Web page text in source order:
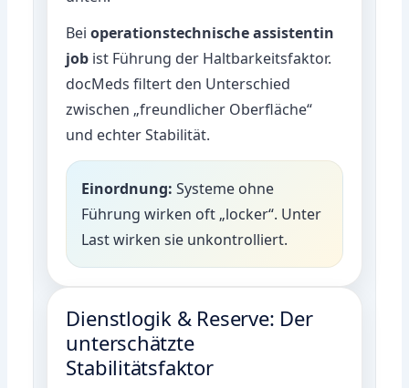
Beioperationstechnische assistentin
job ist Führung der Haltbarkeitsfaktor.
docMeds filtert den Unterschied
zwischen „freundlicher Oberfläche“
und echter Stabilität.
Einordnung: Systeme ohne
Führung wirken oft „locker“. Unter
Last wirken sie unkontrolliert.
Dienstlogik & Reserve: Der
unterschätzte
Stabilitätsfaktor